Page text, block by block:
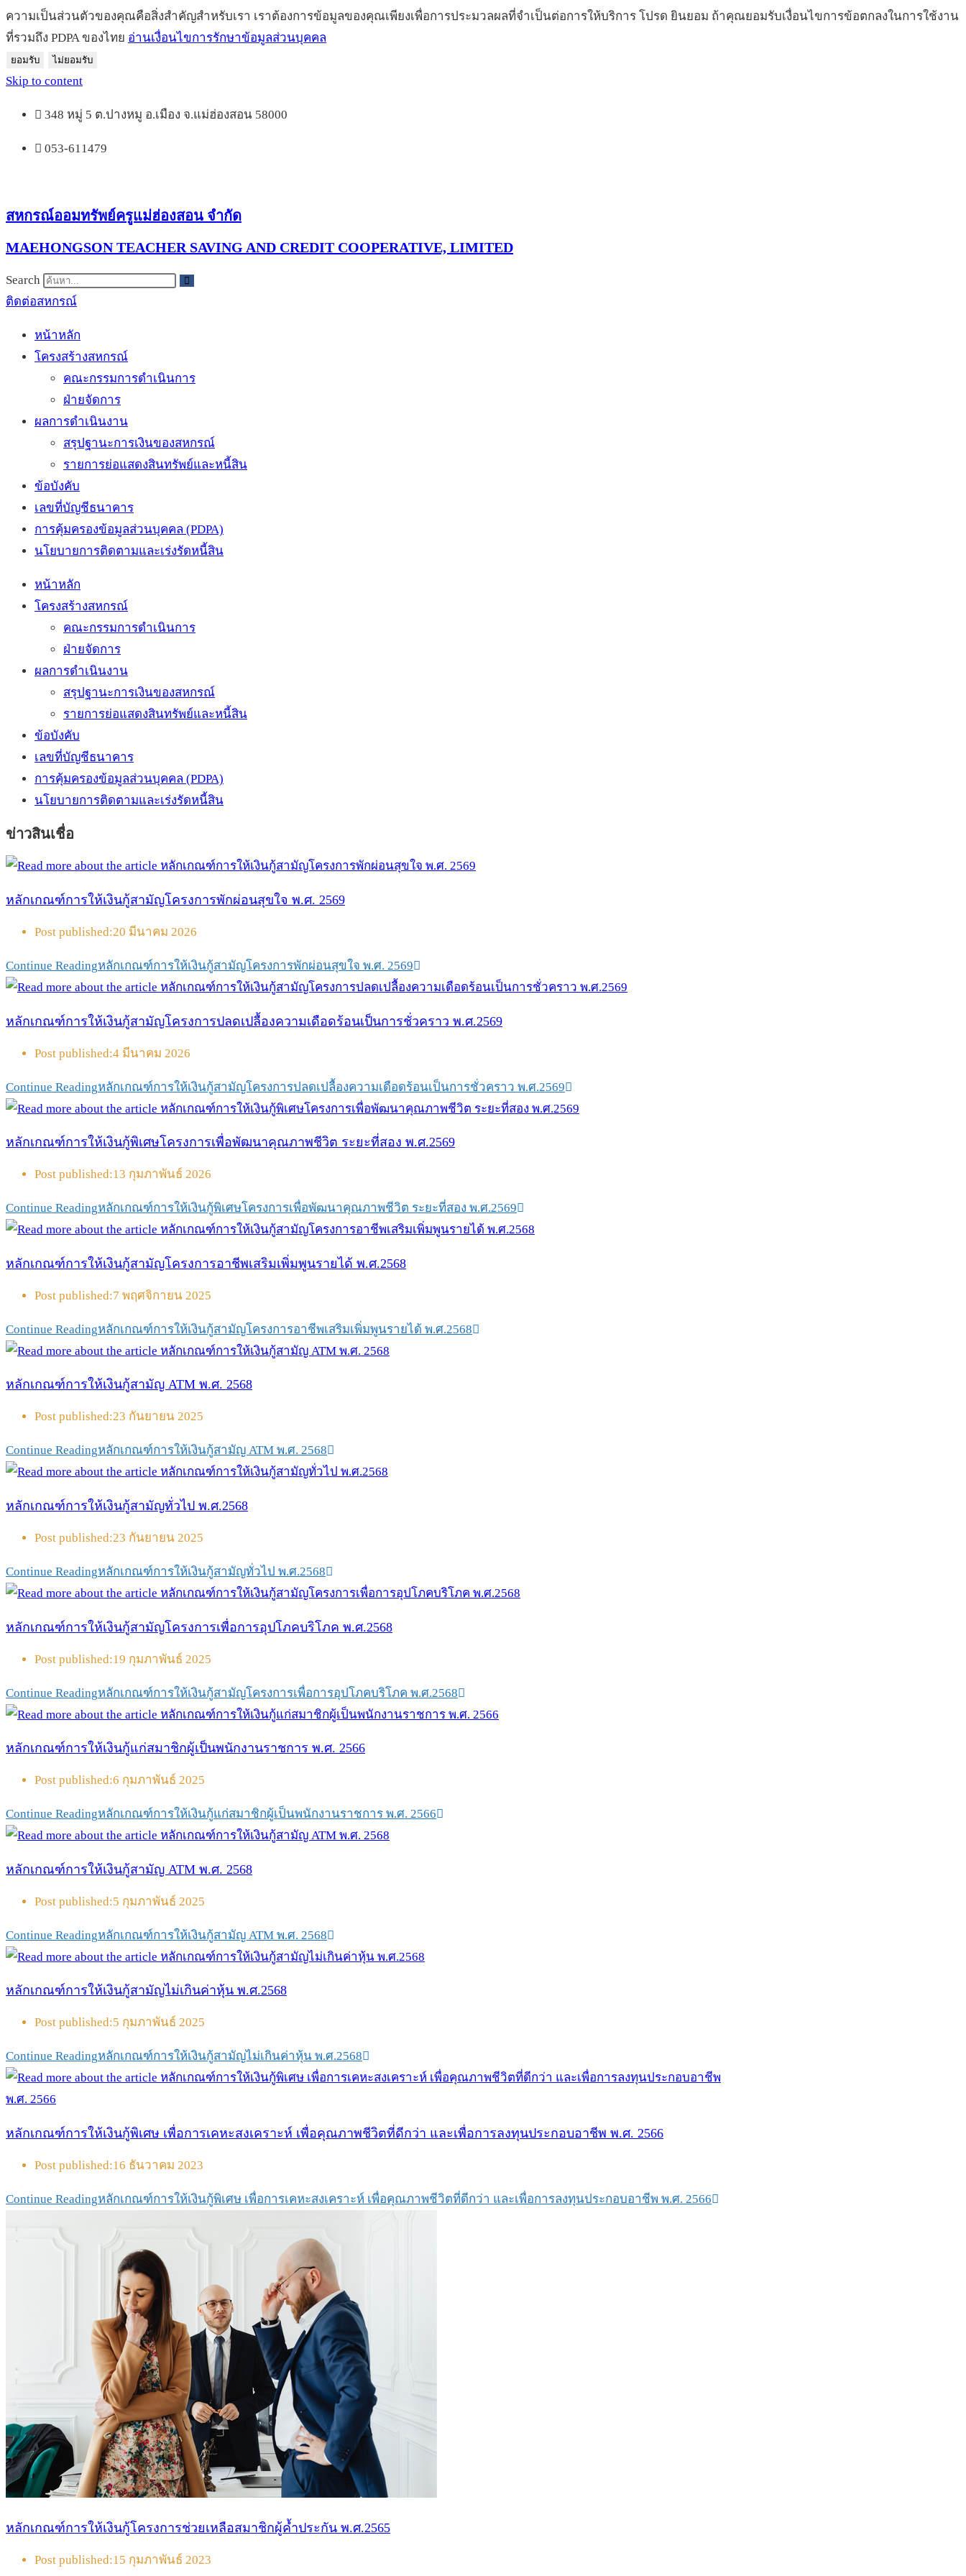
ความเป็นส่วนตัวของคุณคือสิ่งสำคัญสำหรับเรา เราต้องการข้อมูลของคุณเพียงเพื่อการประมวลผลที่จำเป็นต่อการให้บริการ โปรด ยินยอม ถ้าคุณยอมรับเงื่อนไขการข้อตกลงในการใช้งาน
ที่รวมถึง PDPA ของไทย อ่านเงื่อนไขการรักษาข้อมูลส่วนบุคคล
ยอมรับ ไม่ยอมรับ
Skip to content
348 หมู่ 5 ต.ปางหมู อ.เมือง จ.แม่ฮ่องสอน 58000
053-611479
สหกรณ์ออมทรัพย์ครูแม่ฮ่องสอน จำกัด
MAEHONGSON TEACHER SAVING AND CREDIT COOPERATIVE, LIMITED
Search
ติดต่อสหกรณ์
หน้าหลัก
โครงสร้างสหกรณ์
คณะกรรมการดำเนินการ
ฝ่ายจัดการ
ผลการดำเนินงาน
สรุปฐานะการเงินของสหกรณ์
รายการย่อแสดงสินทรัพย์และหนี้สิน
ข้อบังคับ
เลขที่บัญชีธนาคาร
การคุ้มครองข้อมูลส่วนบุคคล (PDPA)
นโยบายการติดตามและเร่งรัดหนี้สิน
หน้าหลัก
โครงสร้างสหกรณ์
คณะกรรมการดำเนินการ
ฝ่ายจัดการ
ผลการดำเนินงาน
สรุปฐานะการเงินของสหกรณ์
รายการย่อแสดงสินทรัพย์และหนี้สิน
ข้อบังคับ
เลขที่บัญชีธนาคาร
การคุ้มครองข้อมูลส่วนบุคคล (PDPA)
นโยบายการติดตามและเร่งรัดหนี้สิน
ข่าวสินเชื่อ
หลักเกณฑ์การให้เงินกู้สามัญโครงการพักผ่อนสุขใจ พ.ศ. 2569
Post published:20 มีนาคม 2026
Continue Readingหลักเกณฑ์การให้เงินกู้สามัญโครงการพักผ่อนสุขใจ พ.ศ. 2569
หลักเกณฑ์การให้เงินกู้สามัญโครงการปลดเปลื้องความเดือดร้อนเป็นการชั่วคราว พ.ศ.2569
Post published:4 มีนาคม 2026
Continue Readingหลักเกณฑ์การให้เงินกู้สามัญโครงการปลดเปลื้องความเดือดร้อนเป็นการชั่วคราว พ.ศ.2569
หลักเกณฑ์การให้เงินกู้พิเศษโครงการเพื่อพัฒนาคุณภาพชีวิต ระยะที่สอง พ.ศ.2569
Post published:13 กุมภาพันธ์ 2026
Continue Readingหลักเกณฑ์การให้เงินกู้พิเศษโครงการเพื่อพัฒนาคุณภาพชีวิต ระยะที่สอง พ.ศ.2569
หลักเกณฑ์การให้เงินกู้สามัญโครงการอาชีพเสริมเพิ่มพูนรายได้ พ.ศ.2568
Post published:7 พฤศจิกายน 2025
Continue Readingหลักเกณฑ์การให้เงินกู้สามัญโครงการอาชีพเสริมเพิ่มพูนรายได้ พ.ศ.2568
หลักเกณฑ์การให้เงินกู้สามัญ ATM พ.ศ. 2568
Post published:23 กันยายน 2025
Continue Readingหลักเกณฑ์การให้เงินกู้สามัญ ATM พ.ศ. 2568
หลักเกณฑ์การให้เงินกู้สามัญทั่วไป พ.ศ.2568
Post published:23 กันยายน 2025
Continue Readingหลักเกณฑ์การให้เงินกู้สามัญทั่วไป พ.ศ.2568
หลักเกณฑ์การให้เงินกู้สามัญโครงการเพื่อการอุปโภคบริโภค พ.ศ.2568
Post published:19 กุมภาพันธ์ 2025
Continue Readingหลักเกณฑ์การให้เงินกู้สามัญโครงการเพื่อการอุปโภคบริโภค พ.ศ.2568
หลักเกณฑ์การให้เงินกู้แก่สมาชิกผู้เป็นพนักงานราชการ พ.ศ. 2566
Post published:6 กุมภาพันธ์ 2025
Continue Readingหลักเกณฑ์การให้เงินกู้แก่สมาชิกผู้เป็นพนักงานราชการ พ.ศ. 2566
หลักเกณฑ์การให้เงินกู้สามัญ ATM พ.ศ. 2568
Post published:5 กุมภาพันธ์ 2025
Continue Readingหลักเกณฑ์การให้เงินกู้สามัญ ATM พ.ศ. 2568
หลักเกณฑ์การให้เงินกู้สามัญไม่เกินค่าหุ้น พ.ศ.2568
Post published:5 กุมภาพันธ์ 2025
Continue Readingหลักเกณฑ์การให้เงินกู้สามัญไม่เกินค่าหุ้น พ.ศ.2568
หลักเกณฑ์การให้เงินกู้พิเศษ เพื่อการเคหะสงเคราะห์ เพื่อคุณภาพชีวิตที่ดีกว่า และเพื่อการลงทุนประกอบอาชีพ พ.ศ. 2566
Post published:16 ธันวาคม 2023
Continue Readingหลักเกณฑ์การให้เงินกู้พิเศษ เพื่อการเคหะสงเคราะห์ เพื่อคุณภาพชีวิตที่ดีกว่า และเพื่อการลงทุนประกอบอาชีพ พ.ศ. 2566
หลักเกณฑ์การให้เงินกู้โครงการช่วยเหลือสมาชิกผู้ค้ำประกัน พ.ศ.2565
Post published:15 กุมภาพันธ์ 2023